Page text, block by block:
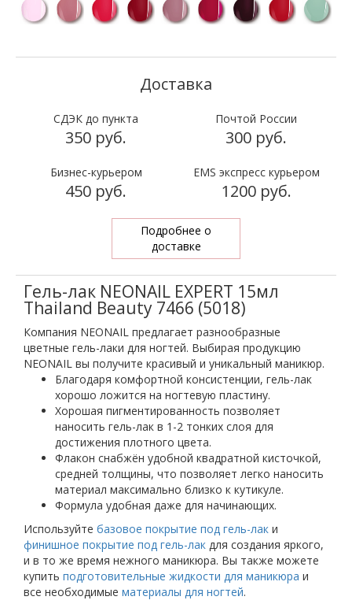
СДЭК до пункта
350 руб.
Почтой России
300 руб.
Бизнес-курьером
450 руб.
EMS экспресс курьером
1200 руб.
Подробнее о
доставке
Гель-лак NEONAIL EXPERT 15мл
Thailand Beauty 7466 (5018)
Компания NEONAIL предлагает разнообразные
цветные гель-лаки для ногтей. Выбирая продукцию
NEONAIL вы получите красивый и уникальный маникюр.
Благодаря комфортной консистенции, гель-лак
хорошо ложится на ногтевую пластину.
Хорошая пигментированность позволяет
наносить гель-лак в 1-2 тонких слоя для
достижения плотного цвета.
Флакон снабжён удобной квадратной кисточкой,
средней толщины, что позволяет легко наносить
материал максимально близко к кутикуле.
Формула удобная даже для начинающих.
Используйте базовое покрытие под гель-лак и
финишное покрытие под гель-лак для создания яркого,
и в то же время нежного маникюра. Вы также можете
купить подготовительные жидкости для маникюра и
все необходимые материалы для ногтей.